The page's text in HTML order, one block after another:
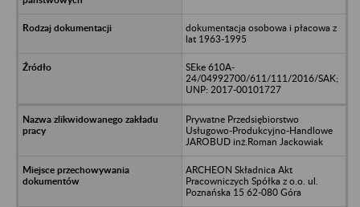
dokumentacja osobowa i płacowa z
lat 1963-1995
SEke 610A-
24/04992700/611/111/2016/SAK;
UNP: 2017-00101727
Prywatne Przedsiębiorstwo
Usługowo-Produkcyjno-Handlowe
JAROBUD inż.Roman Jackowiak
ARCHEON Składnica Akt
Pracowniczych Spółka z o.o. ul.
Poznańska 15 62-080 Góra